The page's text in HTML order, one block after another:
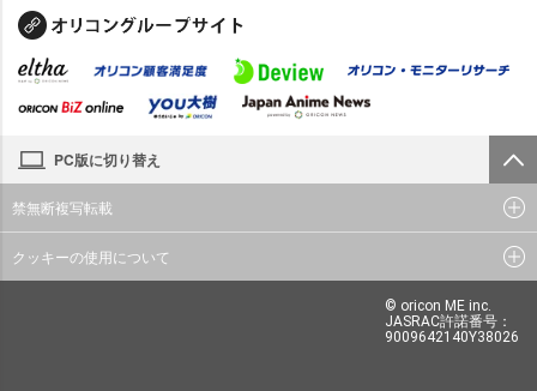
PC版に切り替え
禁無断複写転載
クッキーの使用について
© oricon ME inc.
JASRAC許諾番号：
9009642140Y38026